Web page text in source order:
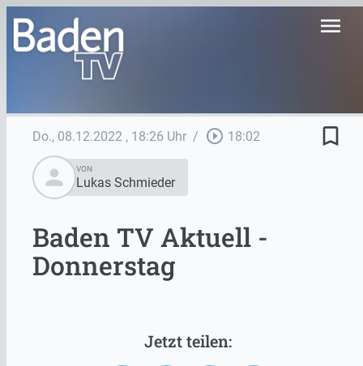
menu
Do., 08.12.2022 , 18:26 Uhr / play_circle_outline 18:02
bookmark_border
person
VON
Lukas Schmieder
Baden TV Aktuell -
Donnerstag